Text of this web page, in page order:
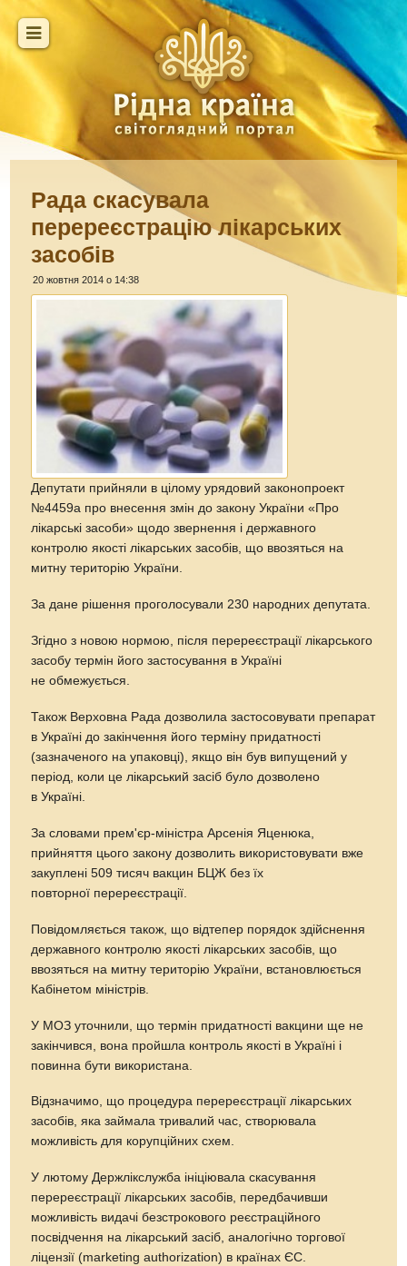
Рада скасувала
перереєстрацію лікарських
засобів
20 жовтня 2014 о 14:38
Депутати прийняли в цілому урядовий законопроект
№4459а про внесення змін до закону України «Про
лікарські засоби» щодо звернення і державного
контролю якості лікарських засобів, що ввозяться на
митну територію України.
За дане рішення проголосували 230 народних депутата.
Згідно з новою нормою, після перереєстрації лікарського
засобу термін його застосування в Україні
не обмежується.
Також Верховна Рада дозволила застосовувати препарат
в Україні до закінчення його терміну придатності
(зазначеного на упаковці), якщо він був випущений у
період, коли це лікарський засіб було дозволено
в Україні.
За словами прем'єр-міністра Арсенія Яценюка,
прийняття цього закону дозволить використовувати вже
закуплені 509 тисяч вакцин БЦЖ без їх
повторної перереєстрації.
Повідомляється також, що відтепер порядок здійснення
державного контролю якості лікарських засобів, що
ввозяться на митну територію України, встановлюється
Кабінетом міністрів.
У МОЗ уточнили, що термін придатності вакцини ще не
закінчився, вона пройшла контроль якості в Україні і
повинна бути використана.
Відзначимо, що процедура перереєстрації лікарських
засобів, яка займала тривалий час, створювала
можливість для корупційних схем.
У лютому Держлікслужба ініціювала скасування
перереєстрації лікарських засобів, передбачивши
можливість видачі безстрокового реєстраційного
посвідчення на лікарський засіб, аналогічно торгової
ліцензії (marketing authorization) в країнах ЄС.